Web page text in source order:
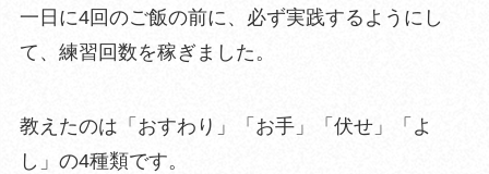
一日に4回のご飯の前に、必ず実践するようにし
て、練習回数を稼ぎました。
教えたのは「おすわり」「お手」「伏せ」「よ
し」の4種類です。